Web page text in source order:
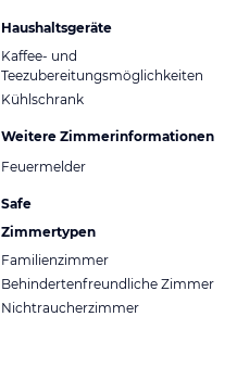
Haushaltsgeräte
Kaffee- und
Teezubereitungsmöglichkeiten
Kühlschrank
Weitere Zimmerinformationen
Feuermelder
Safe
Zimmertypen
Familienzimmer
Behindertenfreundliche Zimmer
Nichtraucherzimmer